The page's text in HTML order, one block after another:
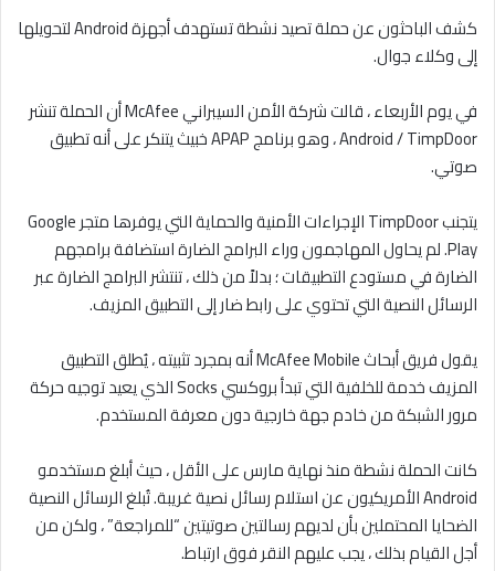
كشف الباحثون عن حملة تصيد نشطة تستهدف أجهزة Android لتحويلها
إلى وكلاء جوال.
في يوم الأربعاء ، قالت شركة الأمن السيبراني McAfee أن الحملة تنشر
Android / TimpDoor ، وهو برنامج APAP خبيث يتنكر على أنه تطبيق
صوتي.
يتجنب TimpDoor الإجراءات الأمنية والحماية التي يوفرها متجر Google
Play. لم يحاول المهاجمون وراء البرامج الضارة استضافة برامجهم
الضارة في مستودع التطبيقات ؛ بدلاً من ذلك ، تنتشر البرامج الضارة عبر
الرسائل النصية التي تحتوي على رابط ضار إلى التطبيق المزيف.
يقول فريق أبحاث McAfee Mobile أنه بمجرد تثبيته ، يُطلق التطبيق
المزيف خدمة للخلفية التي تبدأ بروكسي Socks الذي يعيد توجيه حركة
مرور الشبكة من خادم جهة خارجية دون معرفة المستخدم.
كانت الحملة نشطة منذ نهاية مارس على الأقل ، حيث أبلغ مستخدمو
Android الأمريكيون عن استلام رسائل نصية غريبة. تُبلغ الرسائل النصية
الضحايا المحتملين بأن لديهم رسالتين صوتيتين “للمراجعة” ، ولكن من
أجل القيام بذلك ، يجب عليهم النقر فوق ارتباط.